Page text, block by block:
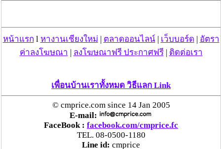
อันดับ ๑ : อาจารย์ อู๋ สมการหรือซินแส อู๋ อยู่แถวช้างเผือก
อำเภอเมือง จังหวัดเชียงใหม่ แกใช้วิชาโหราศาสตร์จีนและ
ฮวงจุ้ย ซึ่งผู้ที่จะดูดวงต้องมีข้อมูล วัน+เดือน+ปีเกิด ที่
ไหมคะ อาจารย์แกตอบว่าใช่เลย เพราะโหราศาสตร์จีนต้อง
คำนวณเชิงลึกและละเอียดอ่อน ซึ่งตัวเราได้พิสูจน์ความ
แม่นยำของ อาจารย์ อู๋ สมการมาแล้ว แกทายทักเราว่า ดวง
กำลังศึกษาต่อ และดวงเหมาะเรียนสายการแพทย์ ทำเราอึ้ง
ไปเลย เพราะทุกวันนี้เราเรียนคณะเภสัชฯ ม.ช. อยู่รู้ได้ยังไง
และอาจารย์ อู๋ แกยังทักก่อนที่เราจะถามอีกว่า กำลังมีปัญหา
หน้าแรก l หางานเชียงใหม่ | ตลาดออนไลน์| เว็บบอร์ด | อัตรา
ค่าลงโฆษณา | ลงโฆษณาฟรี ประกาศฟรี| ติดต่อเรา
เพื่อนบ้านเราทั้งหมด วิธีแลก Link
© cmprice.com since 14 Jan 2005
E-mail:
FaceBook : facebook.com/cmprice.fc
TEL. 08-0500-1180
Line id: cmprice